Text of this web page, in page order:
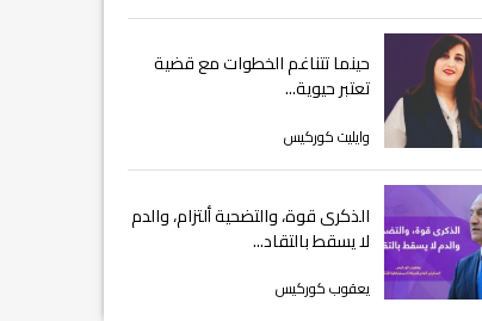
حينما تتناغم الخطوات مع قضية
تعتبر حيوية...
وايليت كوركيس
الذكرى قوة، والتضحية ألتزام، والدم
لا يسقط بالتقاد...
يعقوب كوركيس